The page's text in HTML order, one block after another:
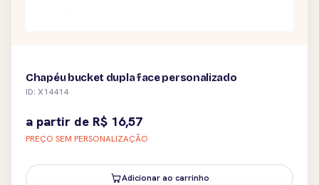
Chapéu bucket dupla face personalizado
ID: X14414
a partir de R$ 16,57
PREÇO SEM PERSONALIZAÇÃO
Adicionar ao carrinho